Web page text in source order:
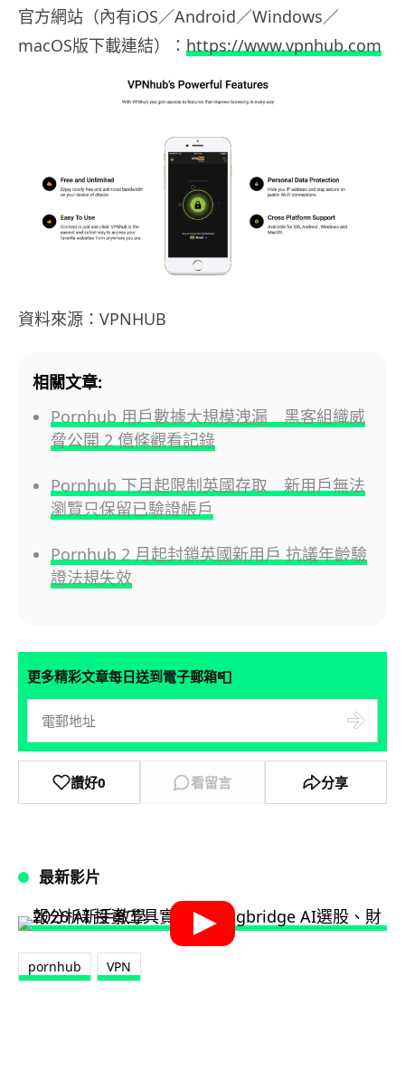
官方網站（內有iOS／Android／Windows／
macOS版下載連結）： https://www.vpnhub.com
資料來源：VPNHUB
相關文章:
Pornhub 用戶數據大規模洩漏 黑客組織威
脅公開 2 億條觀看記錄
Pornhub 下月起限制英國存取 新用戶無法
瀏覽只保留已驗證帳戶
Pornhub 2 月起封鎖英國新用戶 抗議年齡驗
證法規失效
更多精彩文章每日送到電子郵箱📮
讚好0 看留言 分享
最新影片
pornhub VPN